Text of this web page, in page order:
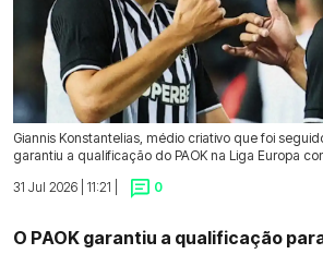
Giannis Konstantelias, médio criativo que foi
garantiu a qualificação do PAOK na Liga Europa
31 Jul 2026 | 11:21 |
0
O PAOK garantiu a qualificação